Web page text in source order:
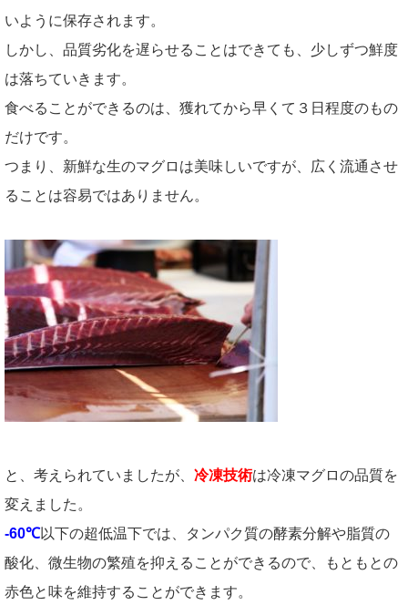
いように保存されます。
しかし、品質劣化を遅らせることはできても、少しずつ鮮度
は落ちていきます。
食べることができるのは、獲れてから早くて３日程度のもの
だけです。
つまり、新鮮な生のマグロは美味しいですが、広く流通させ
ることは容易ではありません。
と、考えられていましたが、 冷凍技術は冷凍マグロの品質を
変えました。
-60℃以下の超低温下では、タンパク質の酵素分解や脂質の
酸化、微生物の繁殖を抑えることができるので、もともとの
赤色と味を維持することができます。